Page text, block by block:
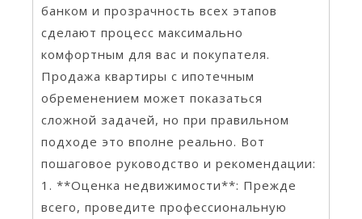
банком и прозрачность всех этапов
сделают процесс максимально
комфортным для вас и покупателя.
Продажа квартиры с ипотечным
обременением может показаться
сложной задачей, но при правильном
подходе это вполне реально. Вот
пошаговое руководство и рекомендации:
1. **Оценка недвижимости**: Прежде
всего, проведите профессиональную